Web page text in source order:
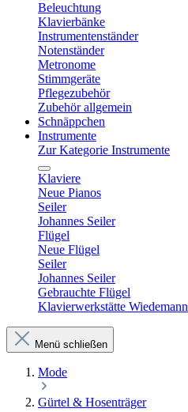
Beleuchtung
Klavierbänke
Instrumentenständer
Notenständer
Metronome
Stimmgeräte
Pflegezubehör
Zubehör allgemein
Schnäppchen
Instrumente
Zur Kategorie Instrumente
Klaviere
Neue Pianos
Seiler
Johannes Seiler
Flügel
Neue Flügel
Seiler
Johannes Seiler
Gebrauchte Flügel
Klavierwerkstätte Wiedemann
Menü schließen
Mode
Gürtel & Hosenträger